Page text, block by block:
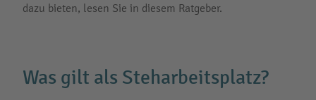
dazu bieten, lesen Sie in diesem Ratgeber.
Was gilt als Steharbeitsplatz?